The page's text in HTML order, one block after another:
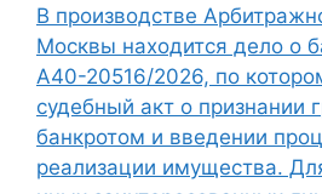
В производстве
Москвы находится дело о
А40-20516/2026, по
судебный акт о признании
банкротом и введении
реализации имущества.